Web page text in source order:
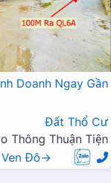
Doanh Ngay Gần
Đất Thổ Cư
Thông Thuận Tiện
Đô→